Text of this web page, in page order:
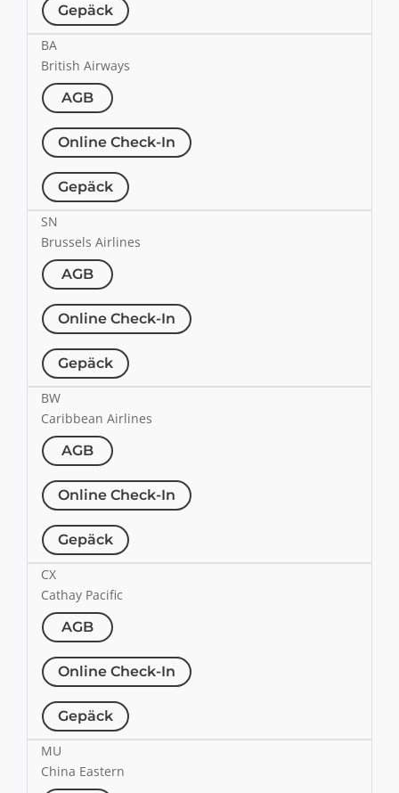
Gepäck
BA
British Airways
AGB
Online Check-In
Gepäck
SN
Brussels Airlines
AGB
Online Check-In
Gepäck
BW
Caribbean Airlines
AGB
Online Check-In
Gepäck
CX
Cathay Pacific
AGB
Online Check-In
Gepäck
MU
China Eastern